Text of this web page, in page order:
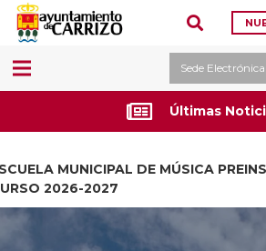
Sede Electrónica
Últimas
MUNICIPAL DE MÚSICA
2026-2027